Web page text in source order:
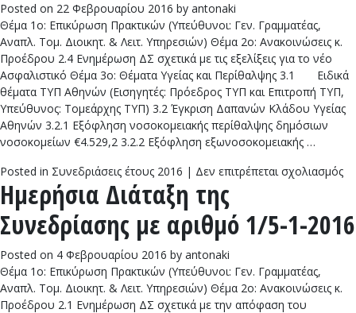
Posted on 22 Φεβρουαρίου 2016 by antonaki
Θέμα 1ο: Επικύρωση Πρακτικών (Υπεύθυνοι: Γεν. Γραμματέας,
Αναπλ. Τομ. Διοικητ. & Λειτ. Υπηρεσιών) Θέμα 2ο: Ανακοινώσεις κ.
Προέδρου 2.4 Ενημέρωση ΔΣ σχετικά με τις εξελίξεις για το νέο
Ασφαλιστικό Θέμα 3ο: Θέματα Υγείας και Περίθαλψης 3.1 Ειδικά
θέματα ΤΥΠ Αθηνών (Εισηγητές: Πρόεδρος ΤΥΠ και Επιτροπή ΤΥΠ,
Υπεύθυνος: Τομεάρχης ΤΥΠ) 3.2 Έγκριση Δαπανών Κλάδου Υγείας
Αθηνών 3.2.1 Εξόφληση νοσοκομειακής περίθαλψης δημόσιων
νοσοκομείων €4.529,2 3.2.2 Εξόφληση εξωνοσοκομειακής …
Posted in Συνεδριάσεις έτους 2016 | Δεν επιτρέπεται σχολιασμός
Ημερήσια Διάταξη της
Συνεδρίασης με αριθμό 1/5-1-2016
Posted on 4 Φεβρουαρίου 2016 by antonaki
Θέμα 1ο: Επικύρωση Πρακτικών (Υπεύθυνοι: Γεν. Γραμματέας,
Αναπλ. Τομ. Διοικητ. & Λειτ. Υπηρεσιών) Θέμα 2ο: Ανακοινώσεις κ.
Προέδρου 2.1 Ενημέρωση ΔΣ σχετικά με την απόφαση του